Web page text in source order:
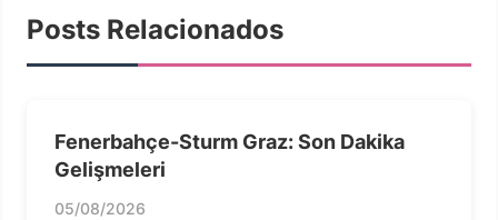
Posts Relacionados
Fenerbahçe-Sturm Graz: Son Dakika
Gelişmeleri
05/08/2026